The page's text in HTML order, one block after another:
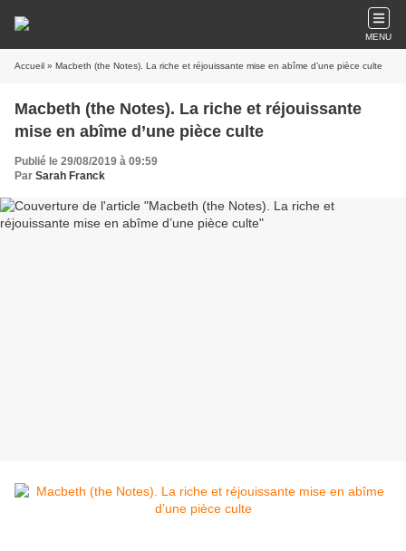
MENU
Accueil » Macbeth (the Notes). La riche et réjouissante mise en abîme d’une pièce culte
Macbeth (the Notes). La riche et réjouissante
mise en abîme d’une pièce culte
Publié le 29/08/2019 à 09:59
Par Sarah Franck